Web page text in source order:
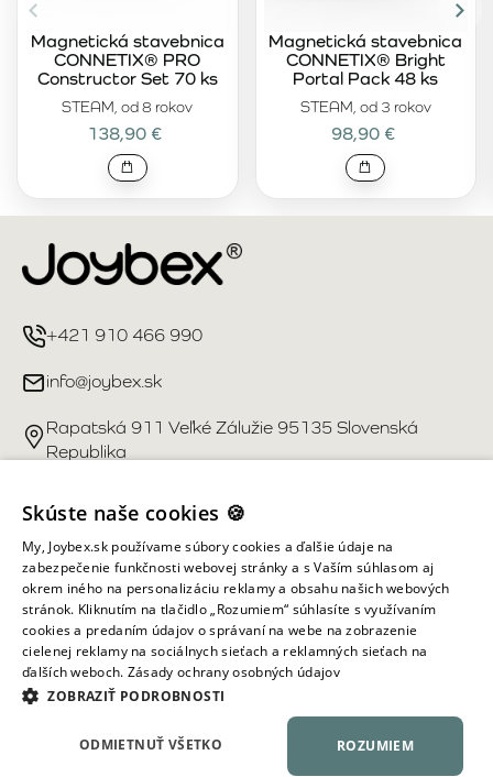
STEAM, od 8 rokov
Magnetická stavebnica
CONNETIX® PRO
Constructor Set 70 ks
138,90 €
STEAM, od 3 rokov
Magnetická stavebnica
CONNETIX® Bright
Portal Pack 48 ks
98,90 €
+421 910 466 990
info@joybex.sk
Rapatská 911 Veľké Zálužie 95135 Slovenská
Republika
Užitočné odkazy
Účet
Informácie obchodu
Všetky práva vyhradené ©
Skúste naše cookies 🍪
My, Joybex.sk používame súbory cookies a ďalšie údaje na
zabezpečenie funkčnosti webovej stránky a s Vaším súhlasom aj
okrem iného na personalizáciu reklamy a obsahu našich webových
stránok. Kliknutím na tlačidlo „Rozumiem“ súhlasíte s využívaním
cookies a predaním údajov o správaní na webe na zobrazenie
cielenej reklamy na sociálnych sieťach a reklamných sieťach na
ďalších weboch. Zásady ochrany osobných údajov
ZOBRAZIŤ PODROBNOSTI
ROZUMIEM
ODMIETNUŤ VŠETKO